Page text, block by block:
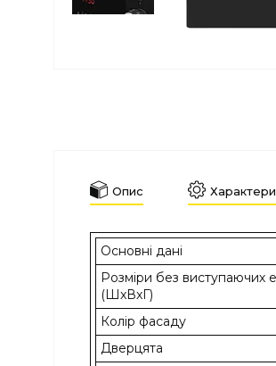
Опис
Основні дані
Розміри без виступаючих
(ШxВxГ)
Колір фасаду
Дверцята